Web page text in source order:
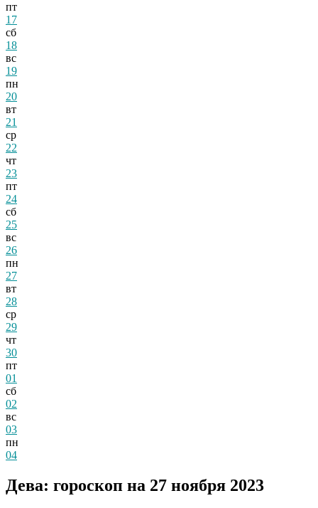
пт
17
сб
18
вс
19
пн
20
вт
21
ср
22
чт
23
пт
24
сб
25
вс
26
пн
27
вт
28
ср
29
чт
30
пт
01
сб
02
вс
03
пн
04
Дева: гороскоп на 27 ноября 2023